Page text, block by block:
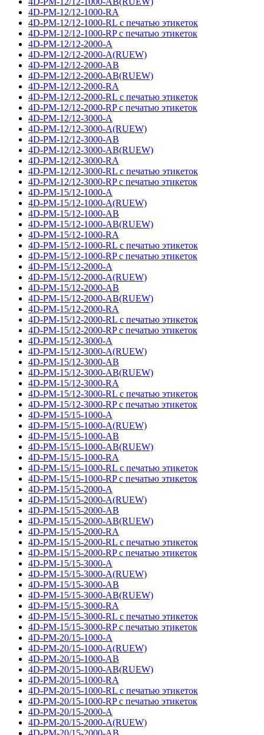
4D-PM-12/12-1000-RA
4D-PM-12/12-1000-RL с печатью этикеток
4D-PM-12/12-1000-RP с печатью этикеток
4D-PM-12/12-2000-A
4D-PM-12/12-2000-A(RUEW)
4D-PM-12/12-2000-AB
4D-PM-12/12-2000-AB(RUEW)
4D-PM-12/12-2000-RA
4D-PM-12/12-2000-RL с печатью этикеток
4D-PM-12/12-2000-RP с печатью этикеток
4D-PM-12/12-3000-A
4D-PM-12/12-3000-A(RUEW)
4D-PM-12/12-3000-AB
4D-PM-12/12-3000-AB(RUEW)
4D-PM-12/12-3000-RA
4D-PM-12/12-3000-RL с печатью этикеток
4D-PM-12/12-3000-RP с печатью этикеток
4D-PM-15/12-1000-A
4D-PM-15/12-1000-A(RUEW)
4D-PM-15/12-1000-AB
4D-PM-15/12-1000-AB(RUEW)
4D-PM-15/12-1000-RA
4D-PM-15/12-1000-RL с печатью этикеток
4D-PM-15/12-1000-RP с печатью этикеток
4D-PM-15/12-2000-A
4D-PM-15/12-2000-A(RUEW)
4D-PM-15/12-2000-AB
4D-PM-15/12-2000-AB(RUEW)
4D-PM-15/12-2000-RA
4D-PM-15/12-2000-RL с печатью этикеток
4D-PM-15/12-2000-RP с печатью этикеток
4D-PM-15/12-3000-A
4D-PM-15/12-3000-A(RUEW)
4D-PM-15/12-3000-AB
4D-PM-15/12-3000-AB(RUEW)
4D-PM-15/12-3000-RA
4D-PM-15/12-3000-RL с печатью этикеток
4D-PM-15/12-3000-RP с печатью этикеток
4D-PM-15/15-1000-A
4D-PM-15/15-1000-A(RUEW)
4D-PM-15/15-1000-AB
4D-PM-15/15-1000-AB(RUEW)
4D-PM-15/15-1000-RA
4D-PM-15/15-1000-RL с печатью этикеток
4D-PM-15/15-1000-RP с печатью этикеток
4D-PM-15/15-2000-A
4D-PM-15/15-2000-A(RUEW)
4D-PM-15/15-2000-AB
4D-PM-15/15-2000-AB(RUEW)
4D-PM-15/15-2000-RA
4D-PM-15/15-2000-RL с печатью этикеток
4D-PM-15/15-2000-RP с печатью этикеток
4D-PM-15/15-3000-A
4D-PM-15/15-3000-A(RUEW)
4D-PM-15/15-3000-AB
4D-PM-15/15-3000-AB(RUEW)
4D-PM-15/15-3000-RA
4D-PM-15/15-3000-RL с печатью этикеток
4D-PM-15/15-3000-RP с печатью этикеток
4D-PM-20/15-1000-A
4D-PM-20/15-1000-A(RUEW)
4D-PM-20/15-1000-AB
4D-PM-20/15-1000-AB(RUEW)
4D-PM-20/15-1000-RA
4D-PM-20/15-1000-RL с печатью этикеток
4D-PM-20/15-1000-RP с печатью этикеток
4D-PM-20/15-2000-A
4D-PM-20/15-2000-A(RUEW)